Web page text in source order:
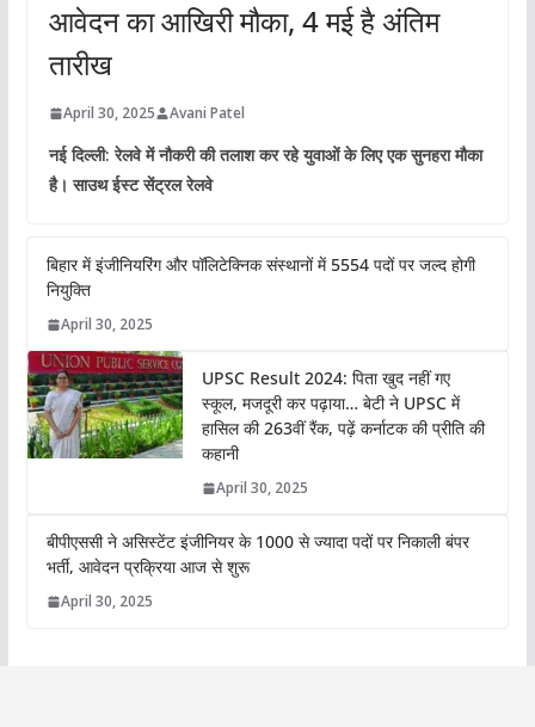
आवेदन का आखिरी मौका, 4 मई है अंतिम
तारीख
April 30, 2025 Avani Patel
नई दिल्ली: रेलवे में नौकरी की तलाश कर रहे युवाओं के लिए एक सुनहरा मौका
है। साउथ ईस्ट सेंट्रल रेलवे
बिहार में इंजीनियरिंग और पॉलिटेक्निक संस्थानों में 5554 पदों पर जल्द होगी
नियुक्ति
April 30, 2025
UPSC Result 2024: पिता खुद नहीं गए
स्कूल, मजदूरी कर पढ़ाया… बेटी ने UPSC में
हासिल की 263वीं रैंक, पढ़ें कर्नाटक की प्रीति की
कहानी
April 30, 2025
बीपीएससी ने असिस्टेंट इंजीनियर के 1000 से ज्यादा पदों पर निकाली बंपर
भर्ती, आवेदन प्रक्रिया आज से शुरू
April 30, 2025